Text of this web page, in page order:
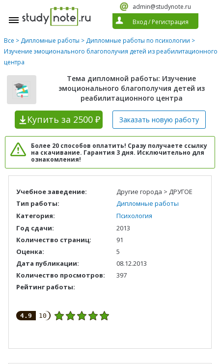
admin@studynote.ru
Вход/ Регистрация
Все > Дипломные работы > Дипломные работы по психологии >
Изучение эмоционального благополучия детей из реабилитационного
центра
Тема дипломной работы: Изучение
эмоционального благополучия детей из
реабилитационного центра
Купить за 2500 ₽ Заказать новую работу
Более 20 способов оплатить! Сразу получаете ссылку
на скачивание. Гарантия 3 дня. Исключительно для
ознакомления!
Учебное заведение:
Другие города > ДРУГОЕ
Тип работы:
Дипломные работы
Категория:
Психология
Год сдачи:
2013
Количество страниц:
91
Оценка:
5
Дата публикации:
08.12.2013
Количество просмотров:
397
Рейтинг работы:
4.9 10